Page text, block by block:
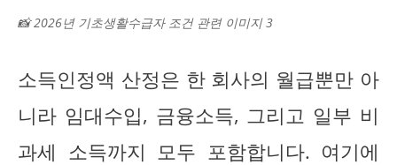
📸 2026년 기초생활수급자 조건 관련 이미지 3
소득인정액 산정은 한 회사의 월급뿐만 아
니라 임대수입, 금융소득, 그리고 일부 비
과세 소득까지 모두 포함합니다. 여기에